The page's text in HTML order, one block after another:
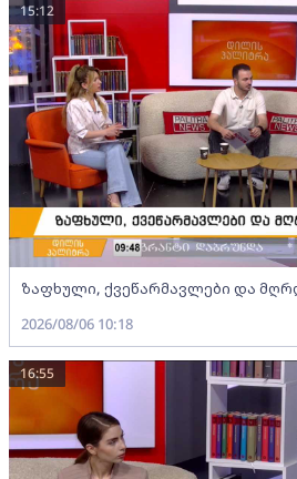
ზაფხული, ქვეწარმავლები და
15:12
2026/08/06 10:18
16:55